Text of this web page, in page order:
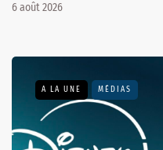
6 août 2026
A LA UNE MÉDIAS